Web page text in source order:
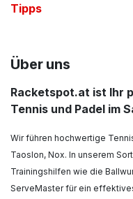
Tipps
Über uns
Racketspot.at ist Ihr
Tennis und Padel im
Wir führen hochwertige
Taoslon, Nox. In unserem
Trainingshilfen wie die
ServeMaster für ein